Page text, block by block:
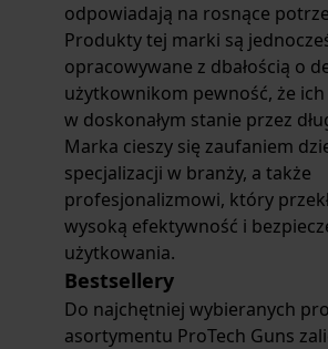
odpowiadają na rosnące
Produkty tej marki są
opracowywane z dbałością o
użytkownikom pewność, że
w doskonałym stanie przez
Marka cieszy się zaufaniem
specjalizacji w branży, a także
profesjonalizmowi, który
wysoką efektywność i
użytkowania.
Bestsellery
Do najchętniej wybieranych
asortymentu ProTech Guns